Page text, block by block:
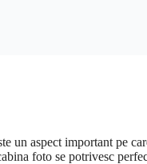
un aspect important pe
foto se potrivesc